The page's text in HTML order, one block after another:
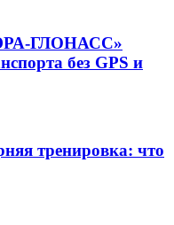
ГЛОНАСС»
без GPS и
тренировка: что